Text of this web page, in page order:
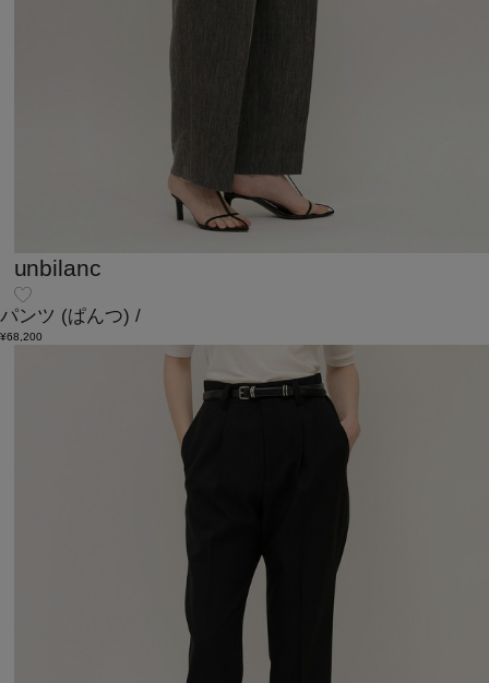
unbilanc
パンツ (ぱんつ) /
¥68,200